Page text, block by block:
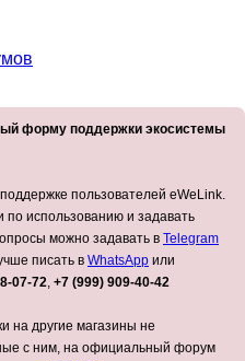
форму поддержки экосистемы
пользователей eWeLink.
по использованию и задавать
можно задавать в Telegram
писать в WhatsApp или
07-72, +7 (999) 909-40-42
на другие магазины не
с ним, на официальный форум